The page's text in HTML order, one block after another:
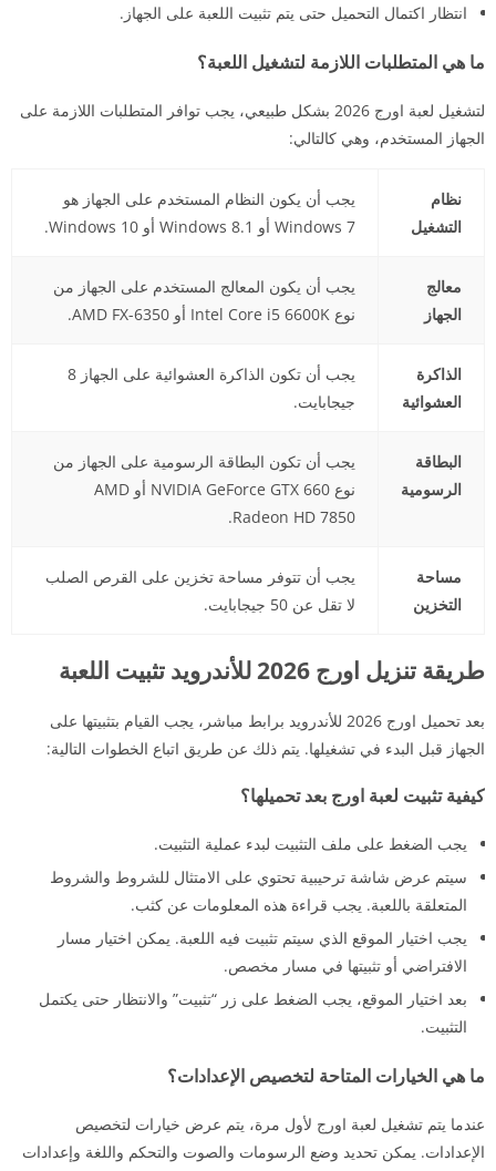
انتظار اكتمال التحميل حتى يتم تثبيت اللعبة على الجهاز.
ما هي المتطلبات اللازمة لتشغيل اللعبة؟
لتشغيل لعبة اورج 2026 بشكل طبيعي، يجب توافر المتطلبات اللازمة على
الجهاز المستخدم، وهي كالتالي:
نظام
التشغيل
يجب أن يكون النظام المستخدم على الجهاز هو
Windows 7 أو Windows 8.1 أو Windows 10.
معالج
الجهاز
يجب أن يكون المعالج المستخدم على الجهاز من
نوع Intel Core i5 6600K أو AMD FX-6350.
الذاكرة
العشوائية
يجب أن تكون الذاكرة العشوائية على الجهاز 8
جيجابايت.
البطاقة
الرسومية
يجب أن تكون البطاقة الرسومية على الجهاز من
نوع NVIDIA GeForce GTX 660 أو AMD
Radeon HD 7850.
مساحة
التخزين
يجب أن تتوفر مساحة تخزين على القرص الصلب
لا تقل عن 50 جيجابايت.
طريقة تنزيل اورج 2026 للأندرويد تثبيت اللعبة
بعد تحميل اورج 2026 للأندرويد برابط مباشر، يجب القيام بتثبيتها على
الجهاز قبل البدء في تشغيلها. يتم ذلك عن طريق اتباع الخطوات التالية:
كيفية تثبيت لعبة اورج بعد تحميلها؟
يجب الضغط على ملف التثبيت لبدء عملية التثبيت.
سيتم عرض شاشة ترحيبية تحتوي على الامتثال للشروط والشروط
المتعلقة باللعبة. يجب قراءة هذه المعلومات عن كثب.
يجب اختيار الموقع الذي سيتم تثبيت فيه اللعبة. يمكن اختيار مسار
الافتراضي أو تثبيتها في مسار مخصص.
بعد اختيار الموقع، يجب الضغط على زر “تثبيت” والانتظار حتى يكتمل
التثبيت.
ما هي الخيارات المتاحة لتخصيص الإعدادات؟
عندما يتم تشغيل لعبة اورج لأول مرة، يتم عرض خيارات لتخصيص
الإعدادات. يمكن تحديد وضع الرسومات والصوت والتحكم واللغة وإعدادات